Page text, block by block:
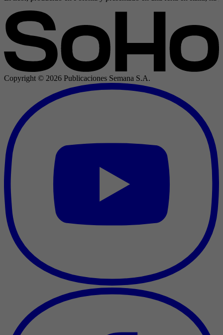
Copyright © 2026 Publicaciones Semana S.A.